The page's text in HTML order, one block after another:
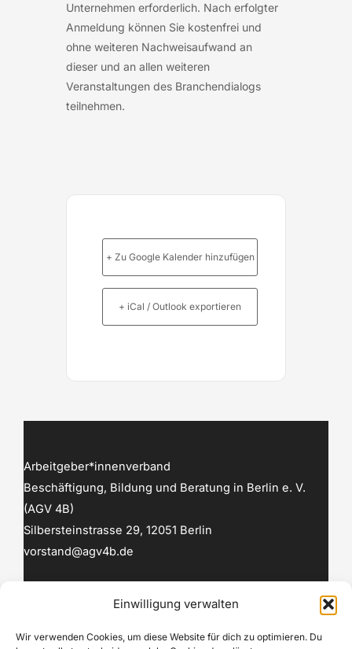
Einwilligung verwalten
Wir verwenden Cookies, um diese Website für dich zu optimieren. Du
Unternehmen erforderlich. Nach erfolgter
Anmeldung können Sie kostenfrei und
ohne weiteren Nachweisaufwand an
dieser und an allen weiteren
Veranstaltungen des Branchendialogs
teilnehmen.
+ Zu Google Kalender hinzufügen
+ iCal / Outlook exportieren
Arbeitgeber*innenverband
Beschäftigung, Bildung und Beratung in Berlin e. V.
(AGV 4B)
Silbersteinstrasse 29, 12051 Berlin
vorstand@agv4b.de
Linkedin